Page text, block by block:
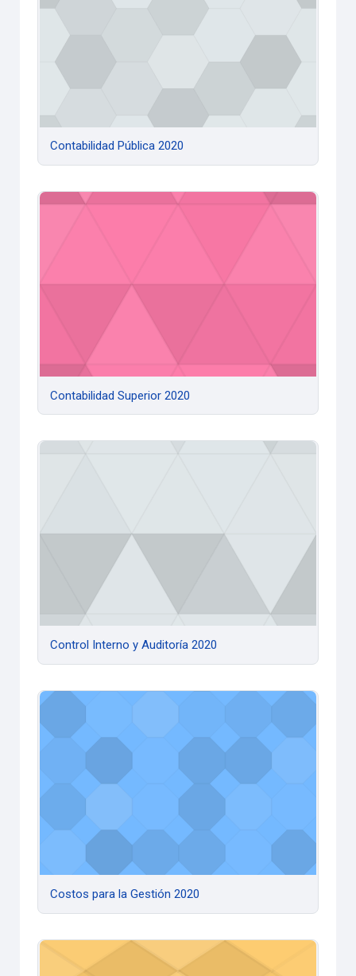
Contabilidad Pública 2020
Contabilidad Superior 2020
Contabilidad Superior 2020
Control Interno y Auditoría 2020
Costos para la Gestión 2020
Costos para la Gestión 2020
Derecho del Trab. y la Seg. Social - Ciencias Economicas -